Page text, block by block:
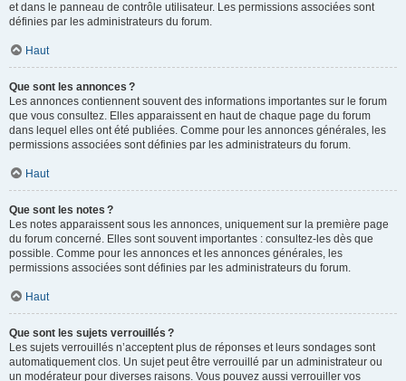
et dans le panneau de contrôle utilisateur. Les permissions associées sont
définies par les administrateurs du forum.
Haut
Que sont les annonces ?
Les annonces contiennent souvent des informations importantes sur le forum
que vous consultez. Elles apparaissent en haut de chaque page du forum
dans lequel elles ont été publiées. Comme pour les annonces générales, les
permissions associées sont définies par les administrateurs du forum.
Haut
Que sont les notes ?
Les notes apparaissent sous les annonces, uniquement sur la première page
du forum concerné. Elles sont souvent importantes : consultez-les dès que
possible. Comme pour les annonces et les annonces générales, les
permissions associées sont définies par les administrateurs du forum.
Haut
Que sont les sujets verrouillés ?
Les sujets verrouillés n’acceptent plus de réponses et leurs sondages sont
automatiquement clos. Un sujet peut être verrouillé par un administrateur ou
un modérateur pour diverses raisons. Vous pouvez aussi verrouiller vos